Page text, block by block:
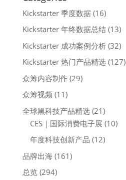
Kickstarter 季度数据(16)
Kickstarter 年终数据总结(13)
Kickstarter 成功案例分析(32)
Kickstarter 热门产品精选(127)
众筹内容制作(29)
众筹视频 (11)
全球黑科技产品精选(21)
CES｜国际消费电子展 (10)
年度科技创新产品 (12)
品牌出海(161)
总览(294)